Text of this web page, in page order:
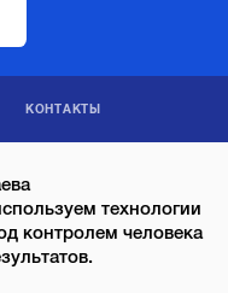
КОНТАКТЫ
технологии
контролем человека